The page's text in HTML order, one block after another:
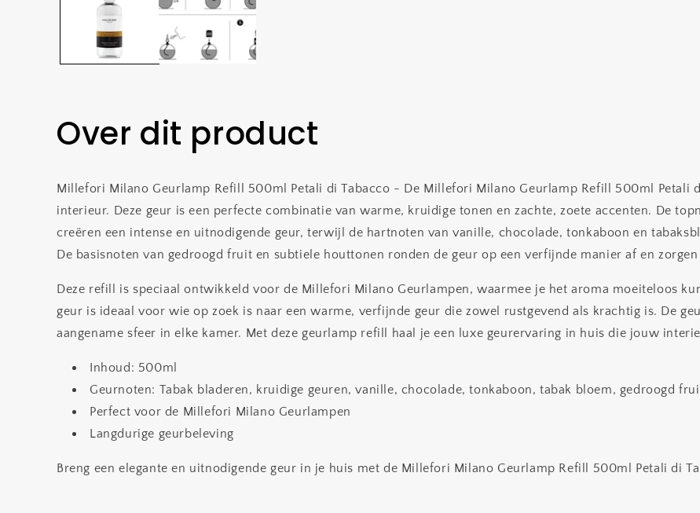
Over dit product
Millefori Milano Geurlamp Refill 500ml Petali di Tabacco - De Millefori Milano Geurlamp Refill 500ml Petali
interieur. Deze geur is een perfecte combinatie van warme, kruidige tonen en zachte, zoete accenten. De
creëren een intense en uitnodigende geur, terwijl de hartnoten van vanille, chocolade, tonkaboon en
De basisnoten van gedroogd fruit en subtiele houttonen ronden de geur op een verfijnde manier af en
Deze refill is speciaal ontwikkeld voor de Millefori Milano Geurlampen, waarmee je het aroma moeiteloos
geur is ideaal voor wie op zoek is naar een warme, verfijnde geur die zowel rustgevend als krachtig is. De
aangename sfeer in elke kamer. Met deze geurlamp refill haal je een luxe geurervaring in huis die jouw
Inhoud: 500ml
Geurnoten: Tabak bladeren, kruidige geuren, vanille, chocolade, tonkaboon, tabak bloem, gedroogd
Perfect voor de Millefori Milano Geurlampen
Langdurige geurbeleving
Breng een elegante en uitnodigende geur in je huis met de Millefori Milano Geurlamp Refill 500ml Petali di